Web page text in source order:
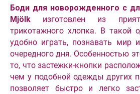
Боди для новорожденного с
Mjölk изготовлен из
трикотажного хлопка. В такой
удобно играть, познавать мир
очередного дня. Особенностью
то, что застежки-кнопки
чем у подобной одежды других
позволяет быстро и легко